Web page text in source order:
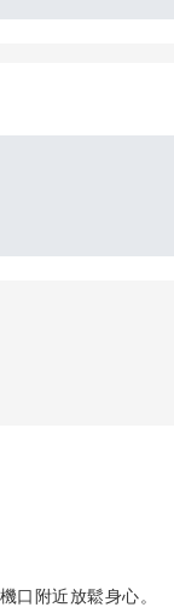
口附近放鬆身心。